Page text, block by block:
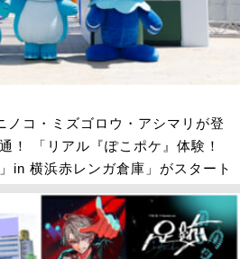
ノコ・ミズゴロウ・アシマリが登
！ 「リアル『ぽこポケ』体験！
in 横浜赤レンガ倉庫」がスタート